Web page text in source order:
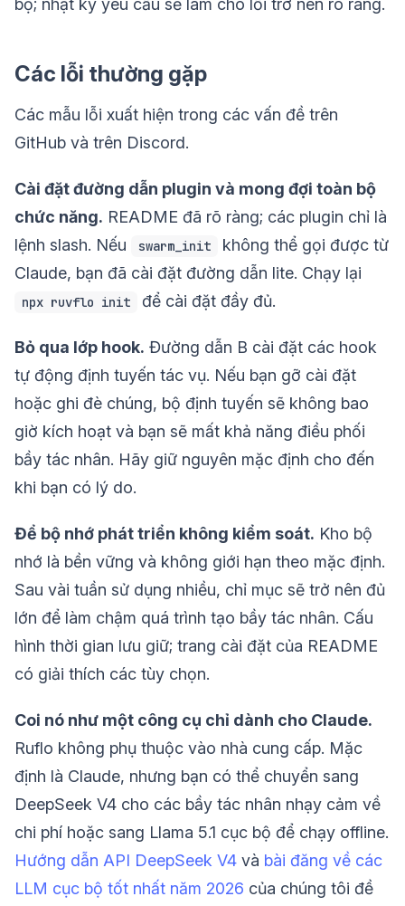
bộ; nhật ký yêu cầu sẽ làm cho lỗi trở nên rõ ràng.
Các lỗi thường gặp
Các mẫu lỗi xuất hiện trong các vấn đề trên
GitHub và trên Discord.
Cài đặt đường dẫn plugin và mong đợi toàn bộ
chức năng. README đã rõ ràng; các plugin chỉ là
lệnh slash. Nếu
swarm_init
không thể gọi được từ
Claude, bạn đã cài đặt đường dẫn lite. Chạy lại
npx ruvflo init để cài đặt đầy đủ.
Bỏ qua lớp hook. Đường dẫn B cài đặt các hook
tự động định tuyến tác vụ. Nếu bạn gỡ cài đặt
hoặc ghi đè chúng, bộ định tuyến sẽ không bao
giờ kích hoạt và bạn sẽ mất khả năng điều phối
bầy tác nhân. Hãy giữ nguyên mặc định cho đến
khi bạn có lý do.
Để bộ nhớ phát triển không kiểm soát. Kho bộ
nhớ là bền vững và không giới hạn theo mặc định.
Sau vài tuần sử dụng nhiều, chỉ mục sẽ trở nên đủ
lớn để làm chậm quá trình tạo bầy tác nhân. Cấu
hình thời gian lưu giữ; trang cài đặt của README
có giải thích các tùy chọn.
Coi nó như một công cụ chỉ dành cho Claude.
Ruflo không phụ thuộc vào nhà cung cấp. Mặc
định là Claude, nhưng bạn có thể chuyển sang
DeepSeek V4 cho các bầy tác nhân nhạy cảm về
chi phí hoặc sang Llama 5.1 cục bộ để chạy offline.
Hướng dẫn API DeepSeek V4 và bài đăng về các
LLM cục bộ tốt nhất năm 2026 của chúng tôi đề